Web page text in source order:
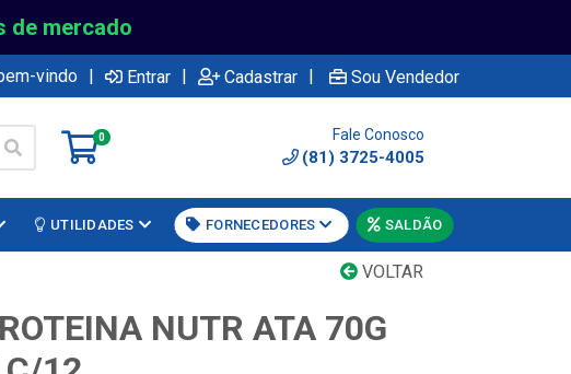
de mercado
vindo | Entrar | Cadastrar | Sou Vendedor
0 Fale Conosco
(81) 3725-4005
UTILIDADES FORNECEDORES SALDÃO
VOLTAR
NUTR ATA 70G